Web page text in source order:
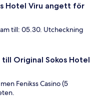
Hotel Viru angett för
till: 05.30. Utcheckning
till Original Sokos Hotel
Fenikss Casino (5